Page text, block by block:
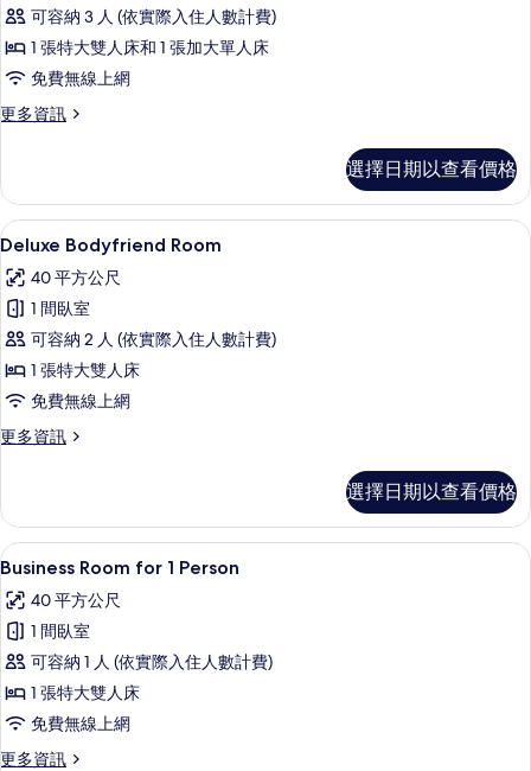
Room
的
所
有
可容納 3 人 (依實際入住人數計費)
1 張特大雙人床和 1 張加大單人床
免費無線上網
更多資訊
更
Room
的
詳
選擇日期以查看價格
顯
示
Deluxe
Bodyfriend
Room
的
所
有
Deluxe Bodyfriend Room | 高級寢具
6
Deluxe Bodyfriend Room
40 平方公尺
1 間臥室
可容納 2 人 (依實際入住人數計費)
1 張特大雙人床
免費無線上網
更多資訊
更
Room
的
詳
選擇日期以查看價格
顯
示
Business
Room
for
1
Person
的
高級寢具、羽絨被、客房內保險箱、書
5
Business Room for 1 Person
40 平方公尺
1 間臥室
可容納 1 人 (依實際入住人數計費)
1 張特大雙人床
免費無線上網
更多資訊
更